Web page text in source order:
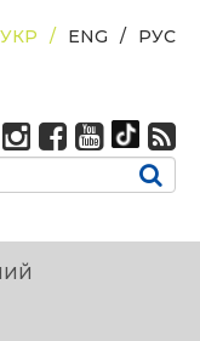
РУС
ENG
УКР